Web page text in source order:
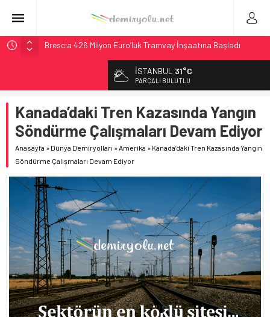
Brescia 426 Milyon Euro’luk Tramvay İnşaatına Başladı
Northern Railway Doğruladı: 308 Bin Rupiye Özel Vagonda
Chicago’da Metra Polisi BVLOS Drone’larla Müdahale
Süresini Kısalttı
NJ Transit’ten Tarihi Bütçe: 46 Yılın Rekoru Onaylandı
České dráhy 101 Yaşındaki Buharlıyı Šumava Seferlerine
Çıkarıyor
İSTANBUL 31°C
PARÇALI BULUTLU
Kanada’daki Tren Kazasında Yangın
Söndürme Çalışmaları Devam Ediyor
Anasayfa » Dünya Demiryolları »Amerika » Kanada’daki Tren Kazasında Yangın
Söndürme Çalışmaları Devam Ediyor